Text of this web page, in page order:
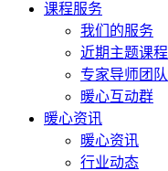
课程服务
我们的服务
近期主题课程
专家导师团队
暖心互动群
暖心资讯
暖心资讯
行业动态